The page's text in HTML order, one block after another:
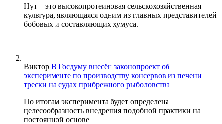
Нут – это высокопротеиновая сельскохозяйственная
культура, являющаяся одним из главных представителей
бобовых и составляющих хумуса.
Виктор В Госдуму внесён законопроект об
эксперименте по производству консервов из печени
трески на судах прибрежного рыболовства
По итогам эксперимента будет определена
целесообразность внедрения подобной практики на
постоянной основе